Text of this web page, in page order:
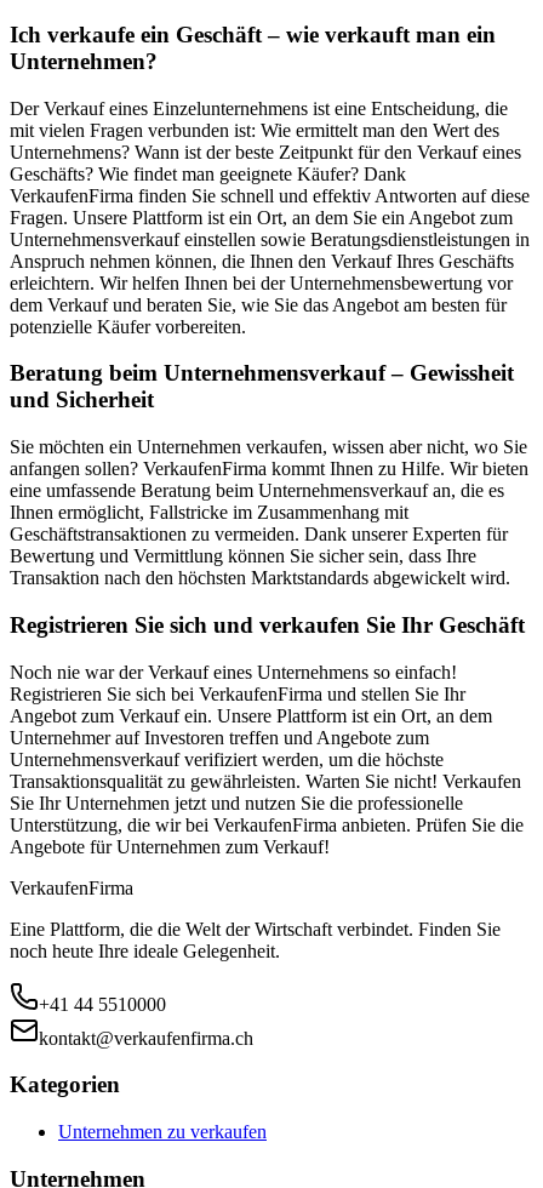
Ich verkaufe ein Geschäft – wie verkauft man ein
Unternehmen?
Der Verkauf eines Einzelunternehmens ist eine Entscheidung, die
mit vielen Fragen verbunden ist: Wie ermittelt man den Wert des
Unternehmens? Wann ist der beste Zeitpunkt für den Verkauf eines
Geschäfts? Wie findet man geeignete Käufer? Dank
VerkaufenFirma finden Sie schnell und effektiv Antworten auf diese
Fragen. Unsere Plattform ist ein Ort, an dem Sie ein Angebot zum
Unternehmensverkauf einstellen sowie Beratungsdienstleistungen in
Anspruch nehmen können, die Ihnen den Verkauf Ihres Geschäfts
erleichtern. Wir helfen Ihnen bei der Unternehmensbewertung vor
dem Verkauf und beraten Sie, wie Sie das Angebot am besten für
potenzielle Käufer vorbereiten.
Beratung beim Unternehmensverkauf – Gewissheit
und Sicherheit
Sie möchten ein Unternehmen verkaufen, wissen aber nicht, wo Sie
anfangen sollen? VerkaufenFirma kommt Ihnen zu Hilfe. Wir bieten
eine umfassende Beratung beim Unternehmensverkauf an, die es
Ihnen ermöglicht, Fallstricke im Zusammenhang mit
Geschäftstransaktionen zu vermeiden. Dank unserer Experten für
Bewertung und Vermittlung können Sie sicher sein, dass Ihre
Transaktion nach den höchsten Marktstandards abgewickelt wird.
Registrieren Sie sich und verkaufen Sie Ihr Geschäft
Noch nie war der Verkauf eines Unternehmens so einfach!
Registrieren Sie sich bei VerkaufenFirma und stellen Sie Ihr
Angebot zum Verkauf ein. Unsere Plattform ist ein Ort, an dem
Unternehmer auf Investoren treffen und Angebote zum
Unternehmensverkauf verifiziert werden, um die höchste
Transaktionsqualität zu gewährleisten. Warten Sie nicht! Verkaufen
Sie Ihr Unternehmen jetzt und nutzen Sie die professionelle
Unterstützung, die wir bei VerkaufenFirma anbieten. Prüfen Sie die
Angebote für Unternehmen zum Verkauf!
VerkaufenFirma
Eine Plattform, die die Welt der Wirtschaft verbindet. Finden Sie
noch heute Ihre ideale Gelegenheit.
+41 44 5510000
kontakt@verkaufenfirma.ch
Kategorien
Unternehmen zu verkaufen
Unternehmen